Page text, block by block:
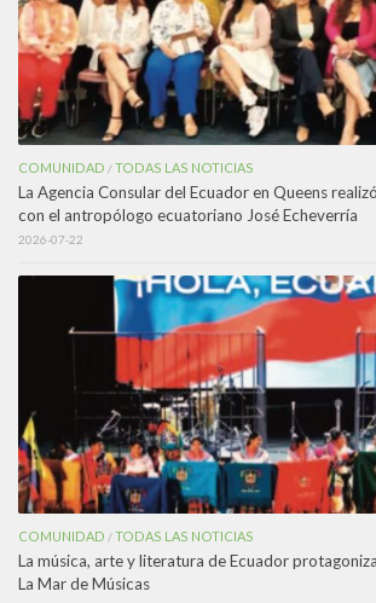
COMUNIDAD /TODAS LAS NOTICIAS
La Agencia Consular del Ecuador en Queens
con el antropólogo ecuatoriano José Echeverría
2026-07-22
COMUNIDAD /TODAS LAS NOTICIAS
La música, arte y literatura de Ecuador
La Mar de Músicas